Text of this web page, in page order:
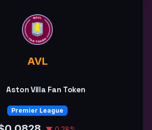
AVL
Aston Villa Fan Token
Premier League